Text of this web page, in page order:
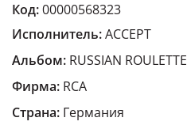
Код:00000568323
Исполнитель:ACCEPT
Альбом: RUSSIAN ROULETTE
Фирма: RCA
Страна: Германия